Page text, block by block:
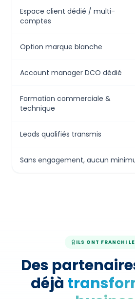
Espace client dédié / multi-
comptes
Option marque blanche
Account manager DCO dédié
Formation commerciale &
technique
Leads qualifiés transmis
Sans engagement, aucun
ILS ONT FRANCHI
Des
déjà